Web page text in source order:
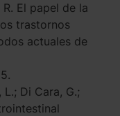
R. El papel de la
trastornos
actuales de
L.; Di Cara, G.;